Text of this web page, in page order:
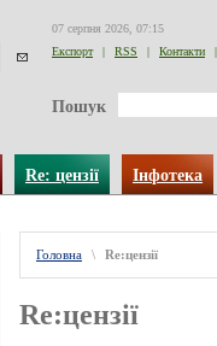
07 серпня 2026, 07:15
Експорт
| RSS | Контакти |
Пошук
Re: цензії Інфотека
Головна \ Re:цензії
Re:цензії